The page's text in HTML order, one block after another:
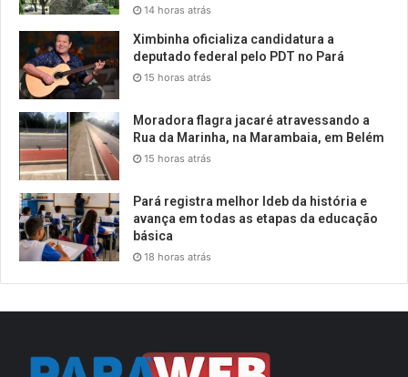
14 horas atrás
Ximbinha oficializa candidatura a
deputado federal pelo PDT no Pará
15 horas atrás
Moradora flagra jacaré atravessando a
Rua da Marinha, na Marambaia, em Belém
15 horas atrás
Pará registra melhor Ideb da história e
avança em todas as etapas da educação
básica
18 horas atrás